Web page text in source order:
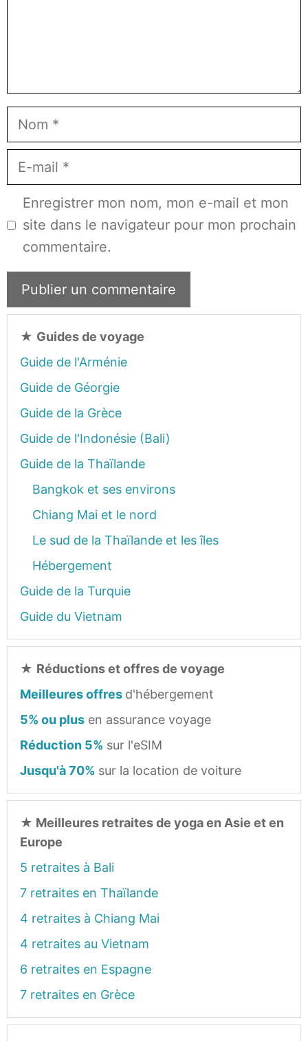
Nom
E-
mail
Enregistrer mon nom, mon e-mail et mon
site dans le navigateur pour mon prochain
commentaire.
★ Guides de voyage
Guide de l'Arménie
Guide de Géorgie
Guide de la Grèce
Guide de l'Indonésie (Bali)
Guide de la Thaïlande
Bangkok et ses environs
Chiang Mai et le nord
Le sud de la Thaïlande et les îles
Hébergement
Guide de la Turquie
Guide du Vietnam
★ Réductions et offres de voyage
Meilleures offres d'hébergement
5% ou plus en assurance voyage
Réduction 5% sur l'eSIM
Jusqu'à 70% sur la location de voiture
★ Meilleures retraites de yoga en Asie et en
Europe
5 retraites à Bali
7 retraites en Thaïlande
4 retraites à Chiang Mai
4 retraites au Vietnam
6 retraites en Espagne
7 retraites en Grèce